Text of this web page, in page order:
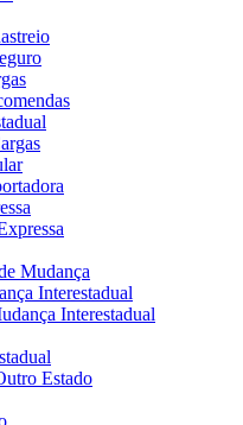
Mudança
Interestadual
Interestadual
Estado